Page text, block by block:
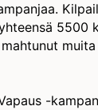
5500
muita
-